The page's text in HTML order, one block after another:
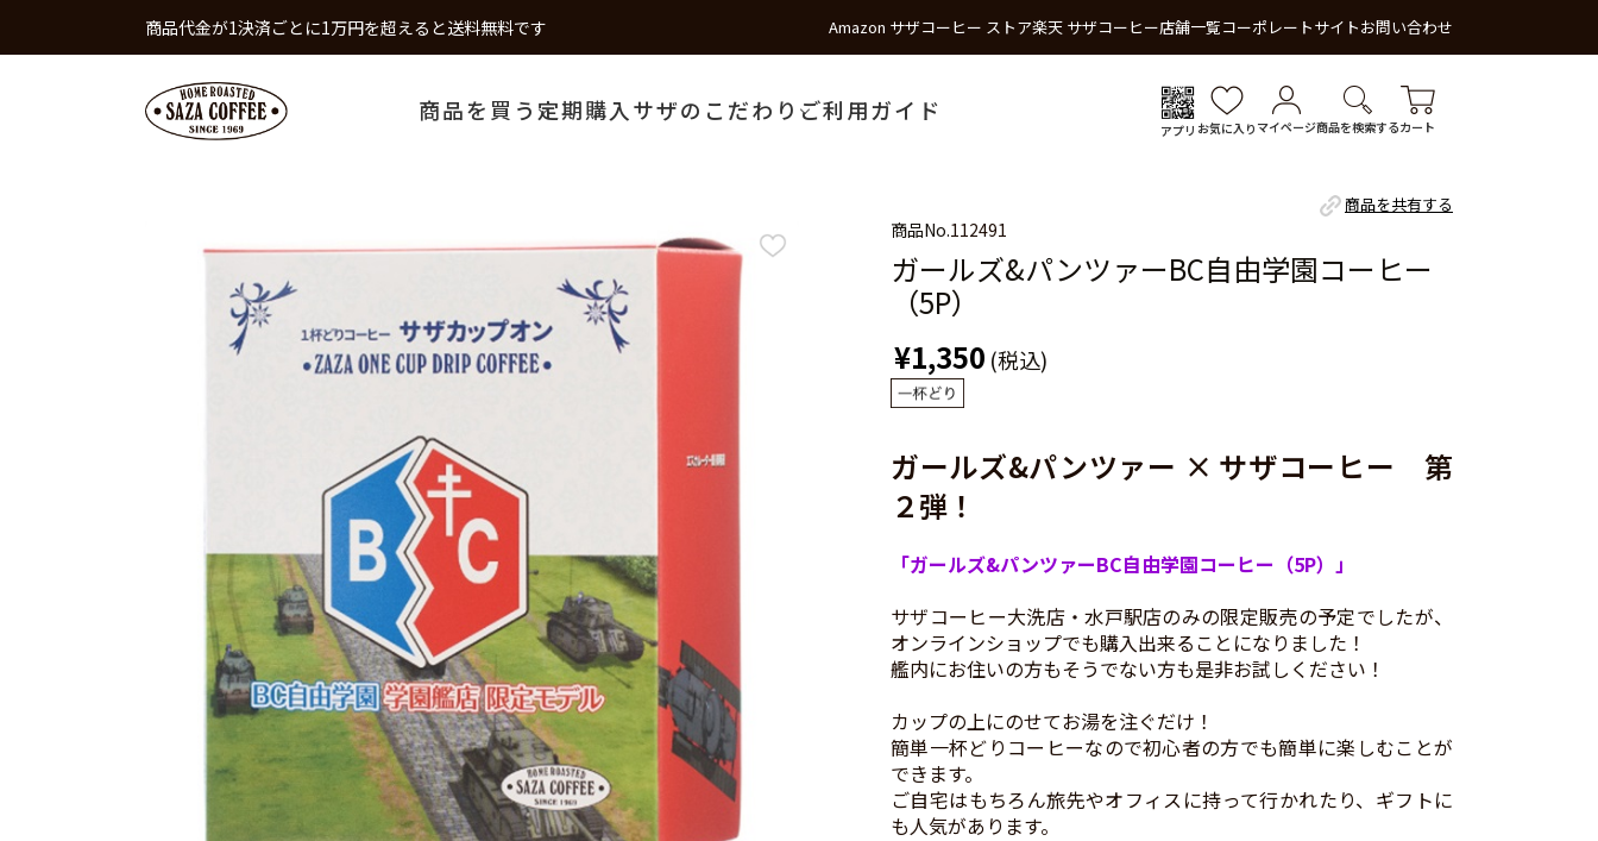
商品代金が1決済ごとに1万円を超えると送料無料です Amazon サザコーヒー ストア楽天 サザコーヒー店舗一覧コーポレートサイトお問い合わせ
商品を買う 定期購入 サザのこだわり ご利用ガイド
アプリ お気に入り マイページ商品を検索するカート
商品を共有する
商品No.112491
ガールズ&パンツァーBC自由学園コーヒー
（5P）
¥1,350 (税込)
ガールズ&パンツァー × サザコーヒー 第
２弾！
「ガールズ&パンツァーBC自由学園コーヒー（5P）」
サザコーヒー大洗店・水戸駅店のみの限定販売の予定でしたが、
オンラインショップでも購入出来ることになりました！
艦内にお住いの方もそうでない方も是非お試しください！
カップの上にのせてお湯を注ぐだけ！
簡単一杯どりコーヒーなので初心者の方でも簡単に楽しむことが
できます。
ご自宅はもちろん旅先やオフィスに持って行かれたり、ギフトに
も人気があります。